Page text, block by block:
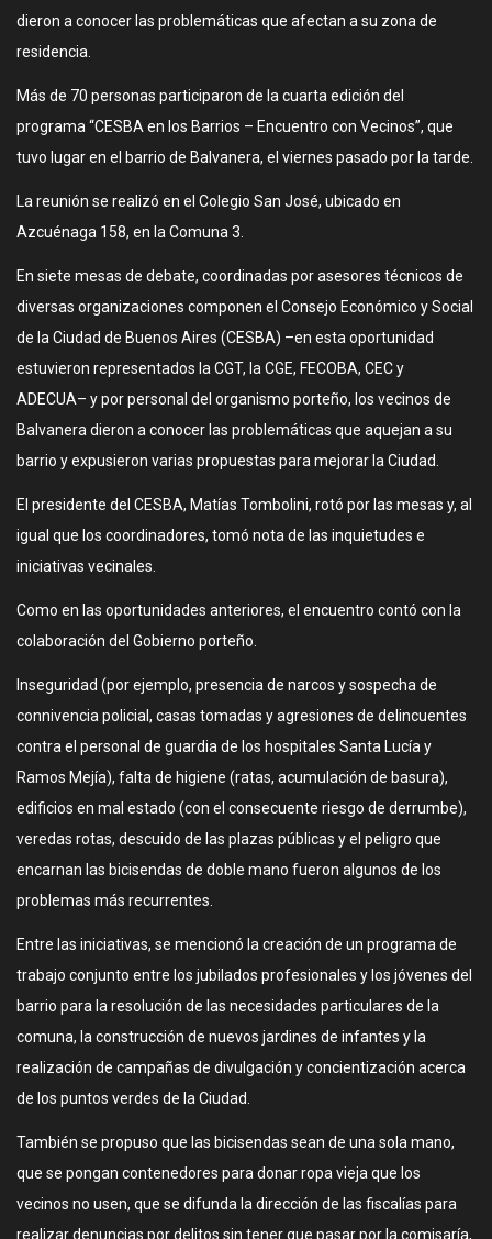
dieron a conocer las problemáticas que afectan a su zona de
residencia.
Más de 70 personas participaron de la cuarta edición del
programa “CESBA en los Barrios – Encuentro con Vecinos”, que
tuvo lugar en el barrio de Balvanera, el viernes pasado por la tarde.
La reunión se realizó en el Colegio San José, ubicado en
Azcuénaga 158, en la Comuna 3.
En siete mesas de debate, coordinadas por asesores técnicos de
diversas organizaciones componen el Consejo Económico y Social
de la Ciudad de Buenos Aires (CESBA) –en esta oportunidad
estuvieron representados la CGT, la CGE, FECOBA, CEC y
ADECUA– y por personal del organismo porteño, los vecinos de
Balvanera dieron a conocer las problemáticas que aquejan a su
barrio y expusieron varias propuestas para mejorar la Ciudad.
El presidente del CESBA, Matías Tombolini, rotó por las mesas y, al
igual que los coordinadores, tomó nota de las inquietudes e
iniciativas vecinales.
Como en las oportunidades anteriores, el encuentro contó con la
colaboración del Gobierno porteño.
Inseguridad (por ejemplo, presencia de narcos y sospecha de
connivencia policial, casas tomadas y agresiones de delincuentes
contra el personal de guardia de los hospitales Santa Lucía y
Ramos Mejía), falta de higiene (ratas, acumulación de basura),
edificios en mal estado (con el consecuente riesgo de derrumbe),
veredas rotas, descuido de las plazas públicas y el peligro que
encarnan las bicisendas de doble mano fueron algunos de los
problemas más recurrentes.
Entre las iniciativas, se mencionó la creación de un programa de
trabajo conjunto entre los jubilados profesionales y los jóvenes del
barrio para la resolución de las necesidades particulares de la
comuna, la construcción de nuevos jardines de infantes y la
realización de campañas de divulgación y concientización acerca
de los puntos verdes de la Ciudad.
También se propuso que las bicisendas sean de una sola mano,
que se pongan contenedores para donar ropa vieja que los
vecinos no usen, que se difunda la dirección de las fiscalías para
realizar denuncias por delitos sin tener que pasar por la comisaría,